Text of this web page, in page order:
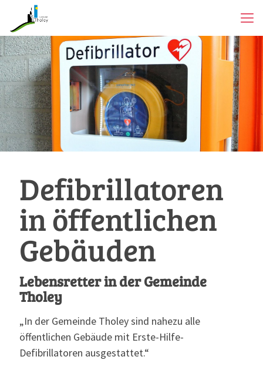
Defibrillatoren
in öffentlichen
Gebäuden
Lebensretter in der Gemeinde
Tholey
„In der Gemeinde Tholey sind nahezu alle
öffentlichen Gebäude mit Erste-Hilfe-
Defibrillatoren ausgestattet.“